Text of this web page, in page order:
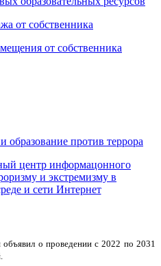
образование против террора
центр информацонного
и экстремизму в
и сети Интернет
о проведении с 2022 по 2031